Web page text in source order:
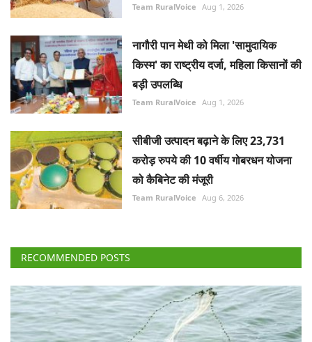
Team RuralVoice Aug 1, 2026
नागौरी पान मेथी को मिला 'सामुदायिक
किस्म' का राष्ट्रीय दर्जा, महिला किसानों की
बड़ी उपलब्धि
Team RuralVoice Aug 1, 2026
सीबीजी उत्पादन बढ़ाने के लिए 23,731
करोड़ रुपये की 10 वर्षीय गोबरधन योजना
को कैबिनेट की मंजूरी
Team RuralVoice Aug 6, 2026
RECOMMENDED POSTS